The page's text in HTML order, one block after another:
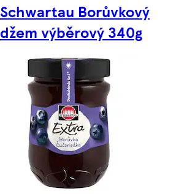
Schwartau Borůvkový
džem výběrový 340g